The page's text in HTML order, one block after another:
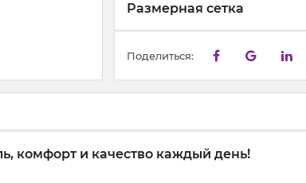
Размерная сетка
Поделиться:
комфорт и качество каждый день!